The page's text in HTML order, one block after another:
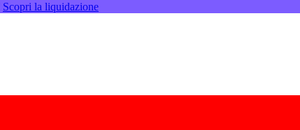
Scopri la liquidazione